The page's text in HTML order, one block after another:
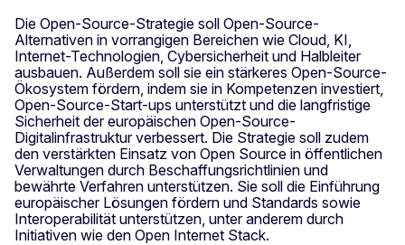
Die Open-Source-Strategie soll Open-Source-
Alternativen in vorrangigen Bereichen wie Cloud, KI,
Internet-Technologien, Cybersicherheit und Halbleiter
ausbauen. Außerdem soll sie ein stärkeres Open-Source-
Ökosystem fördern, indem sie in Kompetenzen investiert,
Open-Source-Start-ups unterstützt und die langfristige
Sicherheit der europäischen Open-Source-
Digitalinfrastruktur verbessert. Die Strategie soll zudem
den verstärkten Einsatz von Open Source in öffentlichen
Verwaltungen durch Beschaffungsrichtlinien und
bewährte Verfahren unterstützen. Sie soll die Einführung
europäischer Lösungen fördern und Standards sowie
Interoperabilität unterstützen, unter anderem durch
Initiativen wie den Open Internet Stack.